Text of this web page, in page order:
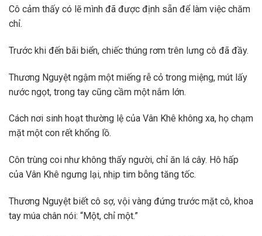
Cô cảm thấy có lẽ mình đã được định sẵn để làm việc chăm
chỉ.
Trước khi đến bãi biển, chiếc thúng rơm trên lưng cô đã đầy.
Thương Nguyệt ngậm một miếng rễ cỏ trong miệng, mút lấy
nước ngọt, trong tay cũng cầm một nắm lớn.
Cách nơi sinh hoạt thường lệ của Vân Khê không xa, họ chạm
mặt một con rết khổng lồ.
Côn trùng coi như không thấy người, chỉ ăn lá cây. Hô hấp
của Vân Khê ngưng lại, nhịp tim bỗng tăng tốc.
Thương Nguyệt biết cô sợ, vội vàng đứng trước mặt cô, khoa
tay múa chân nói: “Một, chỉ một.”